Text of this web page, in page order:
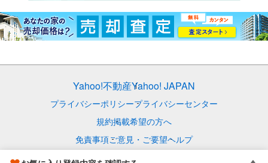
Yahoo!不動産Yahoo! JAPAN
プライバシーポリシープライバシーセンター
規約掲載希望の方へ
免責事項ご意見・ご要望ヘルプ
© LY Corporation